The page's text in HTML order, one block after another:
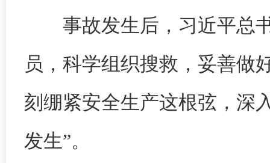
事故发生后，习近平总
员，科学组织搜救，妥善做
刻绷紧安全生产这根弦，深
发生”。